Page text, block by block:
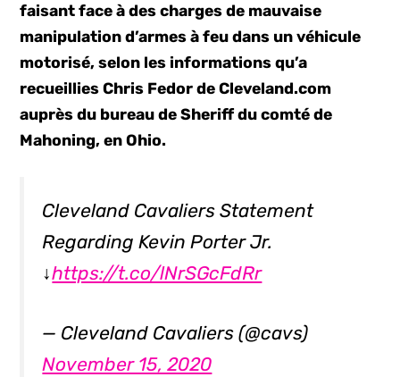
faisant face à des charges de mauvaise
manipulation d’armes à feu dans un véhicule
motorisé, selon les informations qu’a
recueillies Chris Fedor de Cleveland.com
auprès du bureau de Sheriff du comté de
Mahoning, en Ohio.
Cleveland Cavaliers Statement
Regarding Kevin Porter Jr.
↓https://t.co/lNrSGcFdRr
— Cleveland Cavaliers (@cavs)
November 15, 2020